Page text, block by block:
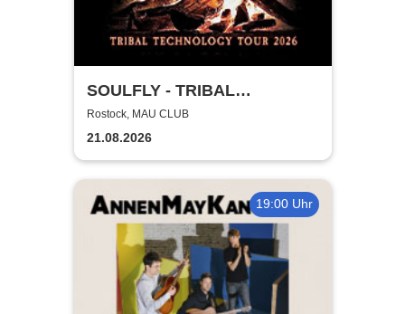
SOULFLY - TRIBAL
TECHNOLOGY TOUR 2026
Rostock, MAU CLUB
21.08.2026
19:00 Uhr